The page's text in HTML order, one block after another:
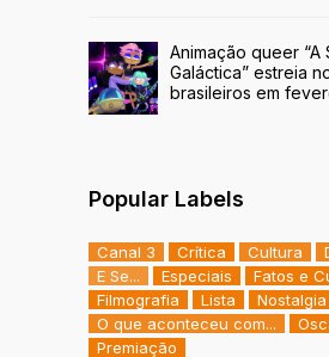
Animação queer “A
Galáctica” estreia
brasileiros em
Popular Labels
Canal 3 Crítica Cultura
E Se...
Especiais
Fatos e
Filmografia
Lista
Nostalgia
O que aconteceu com...
Premiação